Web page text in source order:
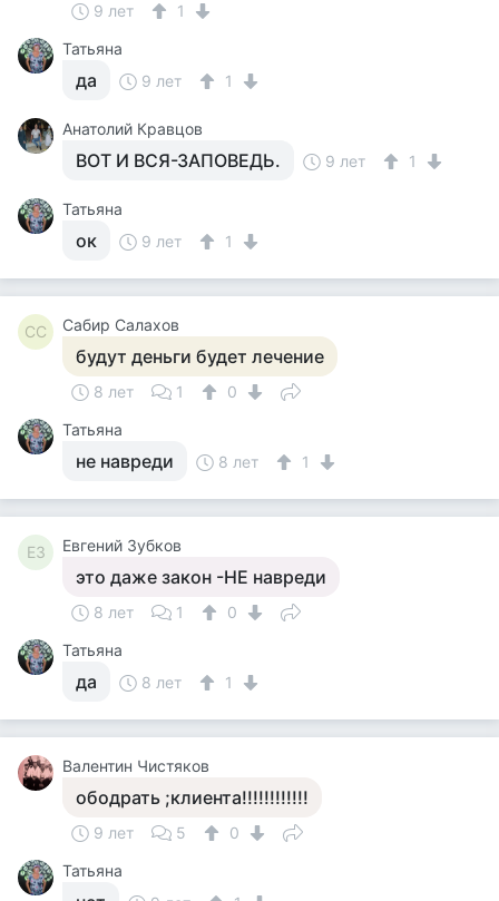
9 лет
1
Татьяна
да 9 лет 1
Анатолий Кравцов
ВОТ И ВСЯ-ЗАПОВЕДЬ. 9 лет 1
Татьяна
ок 9 лет 1
СС Сабир Салахов
будут деньги будет лечение
8 лет 1
0
Татьяна
не навреди 8 лет 1
ЕЗ Евгений Зубков
это даже закон -НЕ навреди
8 лет 1
0
Татьяна
да 8 лет 1
Валентин Чистяков
ободрать ;клиента!!!!!!!!!!!!
9 лет 5
0
Татьяна